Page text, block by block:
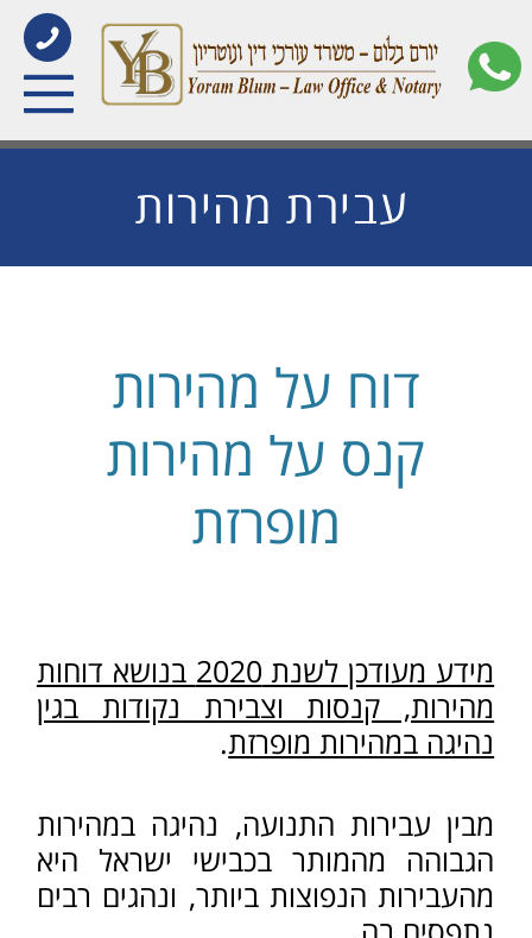
דוח על מהירות
מופרזת
מידע מעודכן לשנת 2020 בנושא דוחות
מהירות, קנסות וצבירת נקודות בגין
נהיגה במהירות מופרזת
נתפסים בה.
בנוסף לקנס כספי וצבירת נקודות,
בתנאים מסוימים עלולה היא
להביא לפסילה מנהלית של רישיון
הנהיגה ורישיון הרכב ע"י קצין משטרה,
המשפט.
אז מהי המהירות המותרת
עבירת מהירות